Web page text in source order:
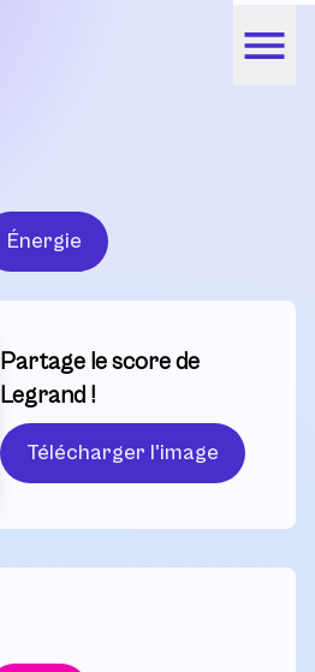
Énergie
Partage le score de
Legrand !
Télécharger l'image